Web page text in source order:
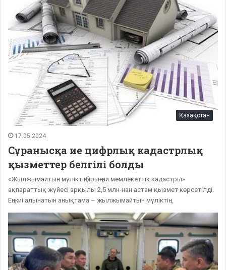
Қазақстан
17.05.2024
Сұранысқа ие цифрлық кадастрлық
қызметтер белгілі болды
«Жылжымайтын мүліктің бірыңғай мемлекеттік кадастры»
ақпараттық жүйесі арқылы 2,5 млн-нан астам қызмет көрсетілді.
Ең жиі алынатын анықтама – жылжымайтын мүліктің…